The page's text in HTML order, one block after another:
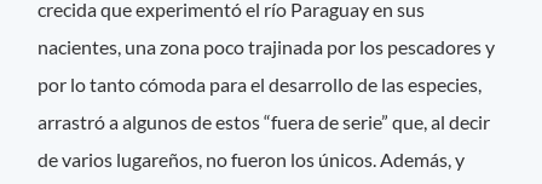
crecida que experimentó el río Paraguay en sus
nacientes, una zona poco trajinada por los pescadores y
por lo tanto cómoda para el desarrollo de las especies,
arrastró a algunos de estos “fuera de serie” que, al decir
de varios lugareños, no fueron los únicos. Además, y